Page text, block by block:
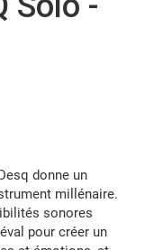
donne un
millénaire.
sonores
pour créer un